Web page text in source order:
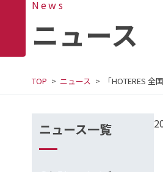
News
ニュース
TOP ニュース 「HOTERES
ニュース一覧